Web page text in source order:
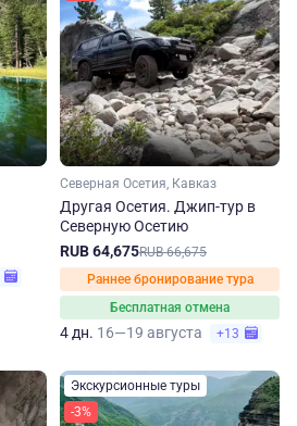
Северная Осетия, Кавказ
Другая Осетия. Джип-тур в
Северную Осетию
RUB 64,675RUB 66,675
Раннее бронирование тура
Бесплатная отмена
4 дн. 16—19 августа +13
Экскурсионные туры
-3%